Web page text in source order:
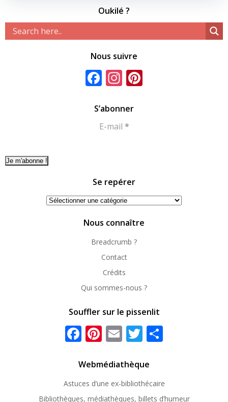
Oukilé ?
Nous suivre
Facebook
Instagram
S’abonner
E-mail *
Se repérer
Se
Nous connaître
Breadcrumb ?
Contact
Crédits
Qui sommes-nous ?
Souffler sur le pissenlit
Facebook
Pinterest
EmailTwitter
Webmédiathèque
Astuces d’une ex-bibliothécaire
Bibliothèques, médiathèques, billets d’humeur